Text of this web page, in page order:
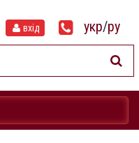
вхід укр/ру